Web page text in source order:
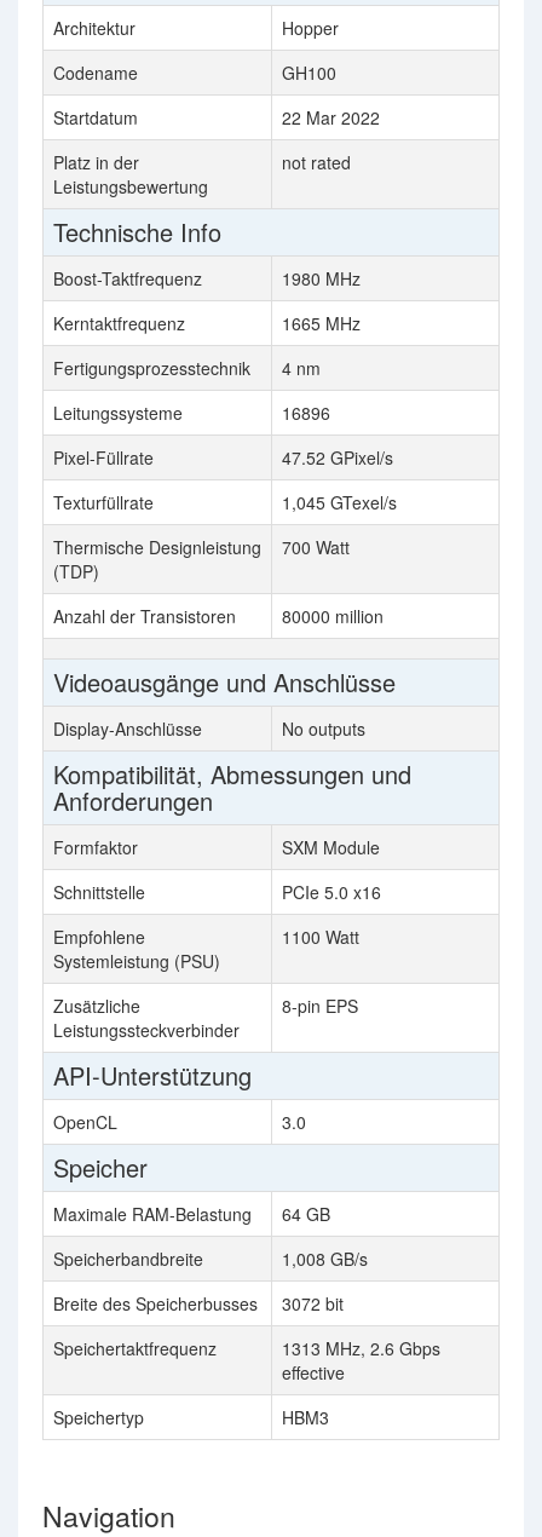
Architektur
Hopper
Codename
GH100
Startdatum
22 Mar 2022
Platz in der
Leistungsbewertung
not rated
Technische Info
Boost-Taktfrequenz
1980 MHz
Kerntaktfrequenz
1665 MHz
Fertigungsprozesstechnik
4 nm
Leitungssysteme
16896
Pixel-Füllrate
47.52 GPixel/s
Texturfüllrate
1,045 GTexel/s
Thermische Designleistung
(TDP)
700 Watt
Anzahl der Transistoren 80000 million
Videoausgänge und Anschlüsse
Display-Anschlüsse No outputs
Kompatibilität, Abmessungen und
Anforderungen
Formfaktor
SXM Module
Schnittstelle
PCIe 5.0 x16
Empfohlene
Systemleistung (PSU)
1100 Watt
Zusätzliche
Leistungssteckverbinder
8-pin EPS
API-Unterstützung
OpenCL 3.0
Speicher
Maximale RAM-Belastung
64 GB
Speicherbandbreite
1,008 GB/s
Breite des Speicherbusses
3072 bit
Speichertaktfrequenz
1313 MHz, 2.6 Gbps
effective
Speichertyp
HBM3
Navigation